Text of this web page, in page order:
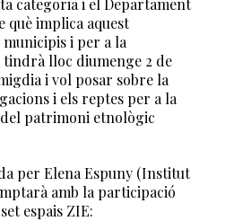
què implica aquest
i per a la
lloc diumenge 2 de
i vol posar sobre la
i els reptes per a la
patrimoni etnològic
per Elena Espuny (Institut
amb la participació
espais ZIE: